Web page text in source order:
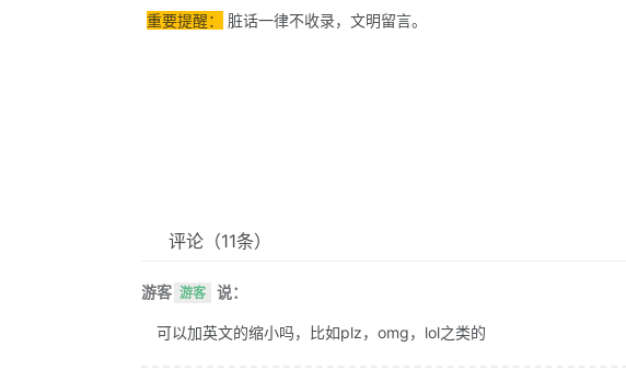
重要提醒： 脏话一律不收录，文明留言。
评论 （11条）
游客 游客 说：
可以加英文的缩小吗，比如plz，omg，lol之类的